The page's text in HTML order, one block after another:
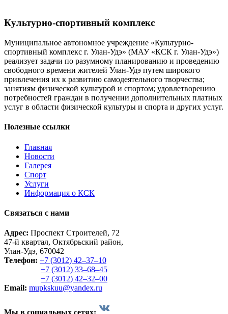
Культурно-спортивный комплекс
Муниципальное автономное учреждение «Культурно-
спортивный комплекс г. Улан-Удэ» (МАУ «КСК г. Улан-Удэ»)
реализует задачи по разумному планированию и проведению
свободного времени жителей Улан-Удэ путем широкого
привлечения их к развитию самодеятельного творчества;
занятиям физической культурой и спортом; удовлетворению
потребностей граждан в получении дополнительных платных
услуг в области физической культуры и спорта и других услуг.
Полезные ссылки
Главная
Новости
Галерея
Спорт
Услуги
Информация о КСК
Связаться с нами
Адрес: Проспект Строителей, 72
47-й квартал, Октябрьский район,
Улан-Удэ, 670042
Телефон: +7 (3012) 42‒37‒10
+7 (3012) 33‒68‒45
+7 (3012) 42‒32‒00
Email: mupkskuu@yandex.ru